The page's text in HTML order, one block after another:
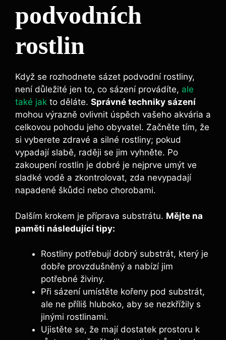
podvodních
rostlin
Když‌ se ⁤rozhodnete ⁣sázet podvodní rostliny,
není důležité jen to, co ⁢sázení provádíte, ale
také jak to děláte.⁣ Správné techniky ⁤sázení
mohou ⁢výrazně ovlivnit úspěch vašeho akvária a​
celkovou pohodu jeho obyvatel. Začněte ‍tím, ‌že
si vyberete zdravé a silné rostliny;‍ pokud
vypadají slabě,‍ raději se jim vyhněte. Po
zakoupení rostlin je dobré je nejprve ‌umýt ve
sladké vodě a zkontrolovat, zda nevypadají
napadené ‌škůdci ​nebo chorobami.
Dalším ⁣krokem je příprava substrátu. Mějte⁢ na
paměti ⁢následující‍ tipy:
Rostliny potřebují dobrý substrát,⁣ který je
dobře provzdušněný​ a nabízí ⁢jim
potřebné živiny.
Při ‌sázení umístěte kořeny pod substrát,
ale ne ​příliš hluboko, aby se ⁣nezkřížily s‍
jinými rostlinami.
Ujistěte ⁢se, že mají ⁣dostatek prostoru ⁢k